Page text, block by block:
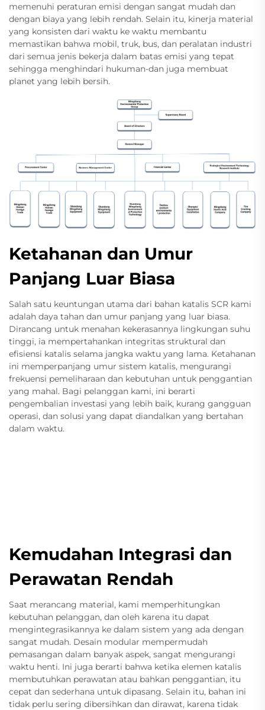
memenuhi peraturan emisi dengan sangat mudah dan
dengan biaya yang lebih rendah. Selain itu, kinerja material
yang konsisten dari waktu ke waktu membantu
memastikan bahwa mobil, truk, bus, dan peralatan industri
dari semua jenis bekerja dalam batas emisi yang tepat
sehingga menghindari hukuman-dan juga membuat
planet yang lebih bersih.
Ketahanan dan Umur
Panjang Luar Biasa
Salah satu keuntungan utama dari bahan katalis SCR kami
adalah daya tahan dan umur panjang yang luar biasa.
Dirancang untuk menahan kekerasannya lingkungan suhu
tinggi, ia mempertahankan integritas struktural dan
efisiensi katalis selama jangka waktu yang lama. Ketahanan
ini memperpanjang umur sistem katalis, mengurangi
frekuensi pemeliharaan dan kebutuhan untuk penggantian
yang mahal. Bagi pelanggan kami, ini berarti
pengembalian investasi yang lebih baik, kurang gangguan
operasi, dan solusi yang dapat diandalkan yang bertahan
dalam waktu.
Kemudahan Integrasi dan
Perawatan Rendah
Saat merancang material, kami memperhitungkan
kebutuhan pelanggan, dan oleh karena itu dapat
mengintegrasikannya ke dalam sistem yang ada dengan
sangat mudah. Desain modular mempermudah
pemasangan dalam banyak aspek, sangat mengurangi
waktu henti. Ini juga berarti bahwa ketika elemen katalis
membutuhkan perawatan atau bahkan penggantian, itu
cepat dan sederhana untuk dipasang. Selain itu, bahan ini
tidak perlu sering dibersihkan dan dirawat, karena tidak